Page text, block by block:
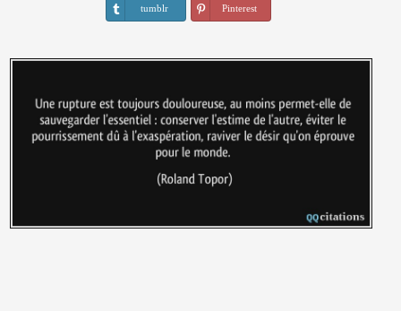
tumblr Pinterest